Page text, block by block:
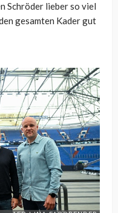
Schröder lieber so viel
gesamten Kader gut